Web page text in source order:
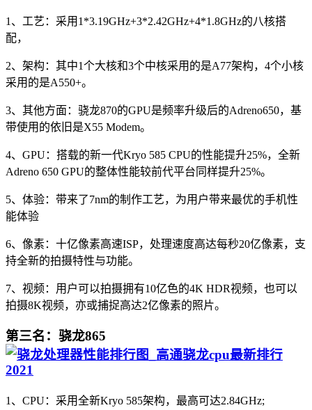
1、工艺：采用1*3.19GHz+3*2.42GHz+4*1.8GHz的八核搭
配，
2、架构：其中1个大核和3个中核采用的是A77架构，4个小核
采用的是A550+。
3、其他方面：骁龙870的GPU是频率升级后的Adreno650，基
带使用的依旧是X55 Modem。
4、GPU：搭载的新一代Kryo 585 CPU的性能提升25%，全新
Adreno 650 GPU的整体性能较前代平台同样提升25%。
5、体验：带来了7nm的制作工艺，为用户带来最优的手机性
能体验
6、像素：十亿像素高速ISP，处理速度高达每秒20亿像素，支
持全新的拍摄特性与功能。
7、视频：用户可以拍摄拥有10亿色的4K HDR视频，也可以
拍摄8K视频，亦或捕捉高达2亿像素的照片。
第三名：骁龙865
1、CPU：采用全新Kryo 585架构，最高可达2.84GHz;